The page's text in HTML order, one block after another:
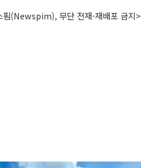
핌(Newspim), 무단 전재-재배포 금지>